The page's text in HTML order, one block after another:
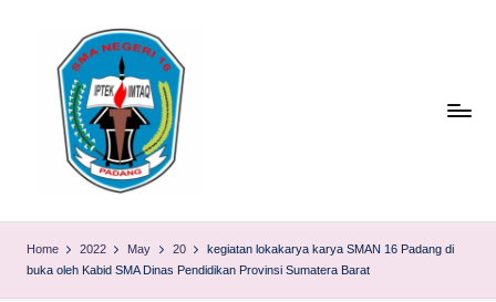
M
A
Home 2022 May 20
kegiatan lokakarya karya SMAN 16 Padang di
buka oleh Kabid SMA Dinas Pendidikan Provinsi Sumatera Barat